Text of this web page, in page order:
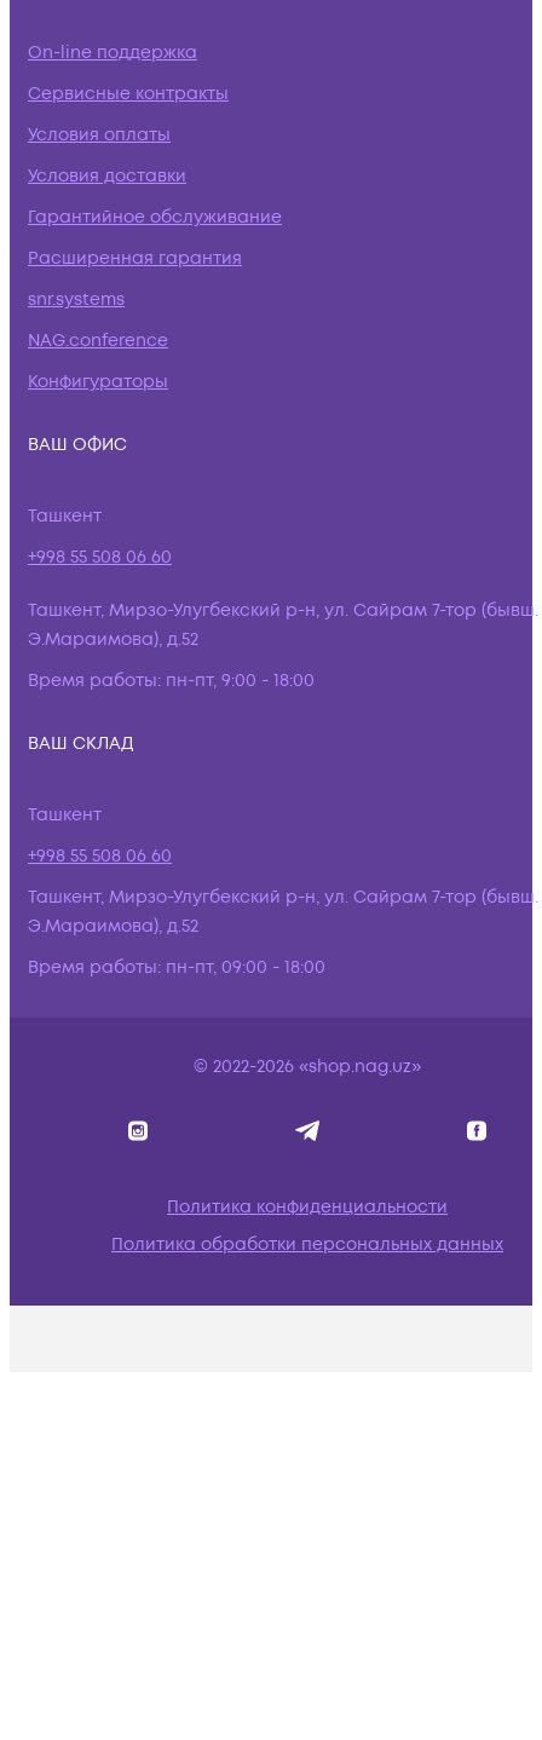
On-line поддержка
Сервисные контракты
Условия оплаты
Условия доставки
Гарантийное обслуживание
Расширенная гарантия
snr.systems
NAG.conference
Конфигураторы
ВАШ ОФИС
Ташкент
+998 55 508 06 60
Ташкент, Мирзо-Улугбекский р-н, ул. Сайрам 7-тор (бывш.
Э.Мараимова), д.52
Время работы: пн-пт, 9:00 - 18:00
ВАШ СКЛАД
Ташкент
+998 55 508 06 60
Ташкент, Мирзо-Улугбекский р-н, ул. Сайрам 7-тор (бывш.
Э.Мараимова), д.52
Время работы: пн-пт, 09:00 - 18:00
© 2022-2026 «shop.nag.uz»
Политика конфиденциальности
Политика обработки персональных данных